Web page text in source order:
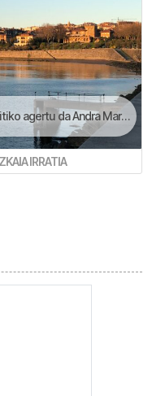
auzoetarako proiektuakaz | Goizeko Izarretan
IRRATIA